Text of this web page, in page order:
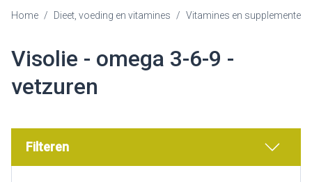
Home / Dieet, voeding en vitamines / Vitamines en supplementen
Visolie - omega 3-6-9 -
vetzuren
Filteren